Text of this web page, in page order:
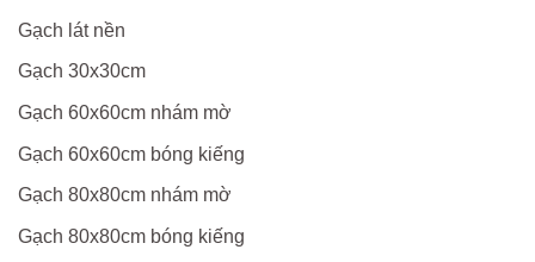
Gạch lát nền
Gạch 30x30cm
Gạch 60x60cm nhám mờ
Gạch 60x60cm bóng kiếng
Gạch 80x80cm nhám mờ
Gạch 80x80cm bóng kiếng